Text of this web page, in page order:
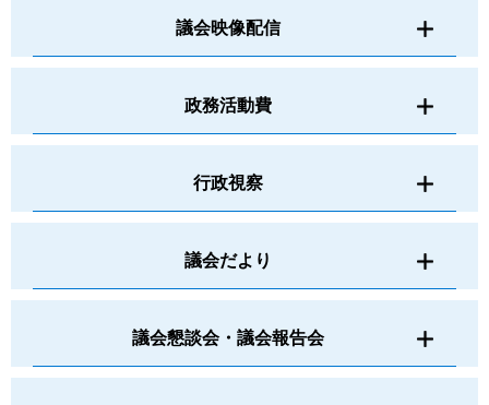
議会映像配信
政務活動費
行政視察
議会だより
議会懇談会・議会報告会